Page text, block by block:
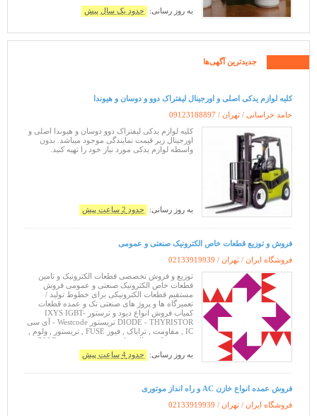
به روز رسانی:
حدود یک سال پیش
جدیدترین آگهی‌ها
کلیه لوازم یدکی اصلی و اورجینال لیفتراک دوو و دوسان و هیوندا
حامد خراسانی / تهران / 09123188897
کلیه لوازم یدکی لیفتراک دوو دوسان و هیوندا اصلی و
اورجینال زیر قیمت نمایندگی موجود میباشد. بدون
واسطه لوازم یدکی مورد نیاز خود را تهیه کنید.
به روز رسانی: حدود 2 ساعت پیش
فروش و توزیع قطعات خاص الکترونیک صنعتی و عمومی
فروشگاه ایران / تهران / 02133919939
توزیع و فروش تخصصی قطعات الکترونیک و تامین
قطعات خاص الکترونیک صنعتی و عمومی فروش
مستقیم قطعات الکترونیکی برای خطوط تولید /
تعمیرگاه ها و پروژ های صنعتی تک و عمده قطعات
کمیاب فروش انواع دیود و ترستور IXYS IGBT-
DIODE - THYRISTOR تریستور Westcode - آی سی
IC , مقاومت , ترایاک , فیوز FUSE , تریستور , ولوم ,
وریستور سفارش قطعات خاص الکترونیک
به روز رسانی: حدود 4 ساعت پیش
فروش عمده انواع خازن AC و راه انداز موتوری
فروشگاه ایران / تهران / 02133919939